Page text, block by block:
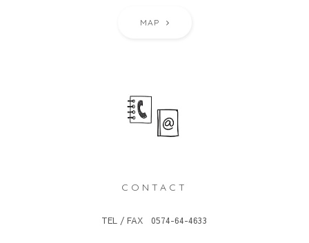
MAP
CONTACT
TEL / FAX 0574-64-4633